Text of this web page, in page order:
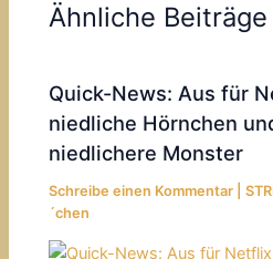
Ähnliche Beiträge
Quick-News: Aus für
niedliche Hörnchen
niedlichere Monster
Schreibe einen Kommentar |
´chen